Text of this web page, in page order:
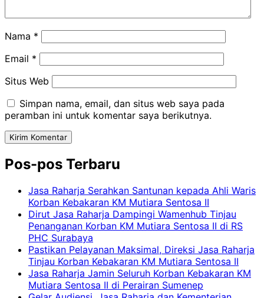
Nama *
Email *
Situs Web
Simpan nama, email, dan situs web saya pada
peramban ini untuk komentar saya berikutnya.
Pos-pos Terbaru
Jasa Raharja Serahkan Santunan kepada Ahli Waris
Korban Kebakaran KM Mutiara Sentosa II
Dirut Jasa Raharja Dampingi Wamenhub Tinjau
Penanganan Korban KM Mutiara Sentosa II di RS
PHC Surabaya
Pastikan Pelayanan Maksimal, Direksi Jasa Raharja
Tinjau Korban Kebakaran KM Mutiara Sentosa II
Jasa Raharja Jamin Seluruh Korban Kebakaran KM
Mutiara Sentosa II di Perairan Sumenep